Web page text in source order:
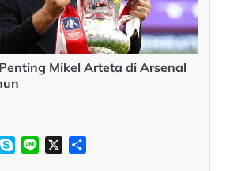
Mikel Arteta di Arsenal
TelegramSkypeLine